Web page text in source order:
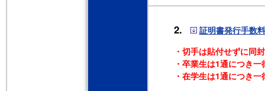
2.
証明書発行手数
・切手は貼付せずに同封
・卒業生は1通につき
・在学生は1通につき